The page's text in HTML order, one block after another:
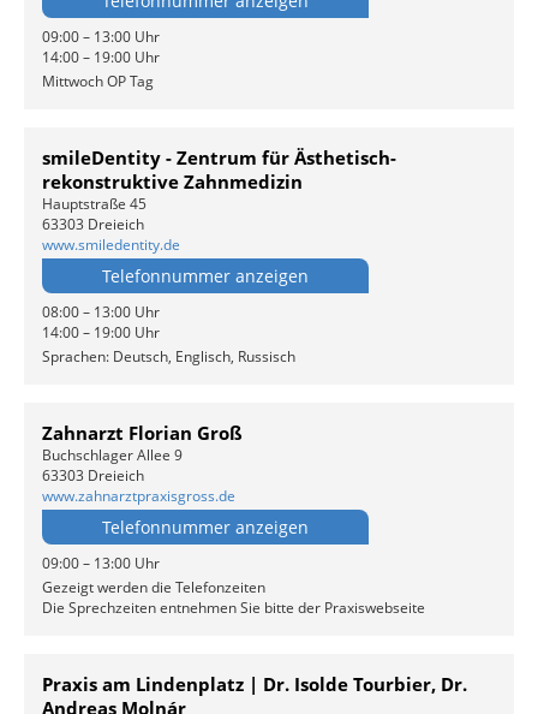
09:00 – 13:00 Uhr
14:00 – 19:00 Uhr
Mittwoch OP Tag
smileDentity - Zentrum für Ästhetisch-
rekonstruktive Zahnmedizin
Hauptstraße 45
63303 Dreieich
www.smiledentity.de
Telefonnummer anzeigen
08:00 – 13:00 Uhr
14:00 – 19:00 Uhr
Sprachen: Deutsch, Englisch, Russisch
Zahnarzt Florian Groß
Buchschlager Allee 9
63303 Dreieich
www.zahnarztpraxisgross.de
Telefonnummer anzeigen
09:00 – 13:00 Uhr
Gezeigt werden die Telefonzeiten
Die Sprechzeiten entnehmen Sie bitte der Praxiswebseite
Praxis am Lindenplatz | Dr. Isolde Tourbier, Dr.
Andreas Molnár